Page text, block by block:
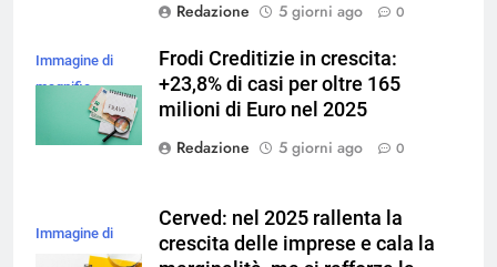
Redazione
5 giorni ago 0
Immagine di
magnific
Frodi Creditizie in crescita:
+23,8% di casi per oltre 165
milioni di Euro nel 2025
Redazione
5 giorni ago 0
Immagine di
magnific
Cerved: nel 2025 rallenta la
crescita delle imprese e cala la